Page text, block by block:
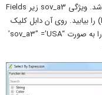
۷-دیالوگ جدید Select By Expression باز خواهد شد. ویژگی sov_a3 زیر Fields
and Values در بخش فهرست توابع (Function list) را بیابید. روی آن دابل کلیک
کرده تا به کادر متن Expression اضافه شود. عبارت را به صورت “sov_a3” =’USA’